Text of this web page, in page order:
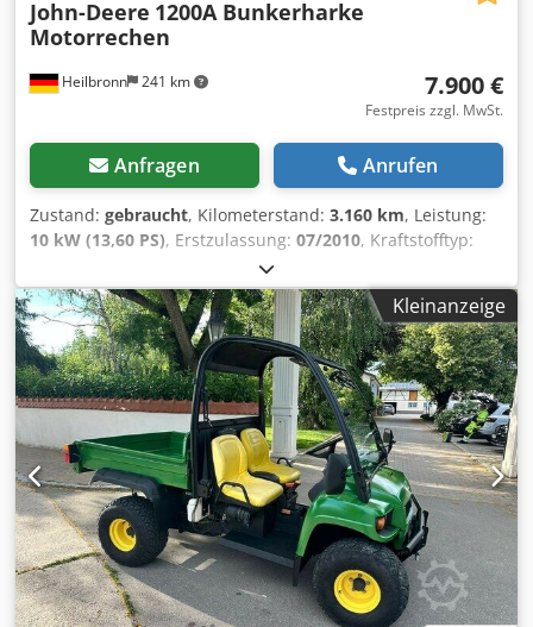
Heilbronn 241 km
John-Deere 1200A Bunkerharke
Motorrechen
7.900 €
Festpreis zzgl. MwSt.
Anfragen Anrufen
Zustand: gebraucht, Kilometerstand: 3.160 km, Leistung:
10 kW (13,60 PS), Erstzulassung: 07/2010, Kraftstofftyp:
, Getriebetyp:
Sonstige, Anzahl der Sitzplätze:1, Betriebsstunden:3.160
h, , Benzin Automatik 1 Sitzplatz 10,1 kW 401 cm³ Baujahr
ca. 2010 3.160 Betriebsstunden FÜR UNS IST DER ZUSTAND
UND DAS BAUCHGEFÜHL ENTSCHEIDEND, DER PREIS STEHT
AN ZWEITER STELLE. Bei weiteren Fragen steht Ihnen gerne
Herr Faller unter der Nummer zur Verfügung. //*TAUSCH,
INZAHLUNGNAHME ODER BELEIHUNG IHRES FAHRZEUGES,
SOWIE FINANZIERUNG MÖGLICH! Alle Angaben ohne
Gewähr* Weitere Angebote finden Sie auf unserer
Homepage: Die Beschreibung und angegebenen Daten
stellen keine Zusicherung dar und sind nicht verbindlich.
Verbindlich ist der Kaufvertrag der im Autohaus bei Kauf
des Fahrzeuges abgeschlossen wird. Irrtümer und
Zwischenverkauf vorbehalten! Chjdpfxszggk Ts Ap Eja
Kleinanzeige